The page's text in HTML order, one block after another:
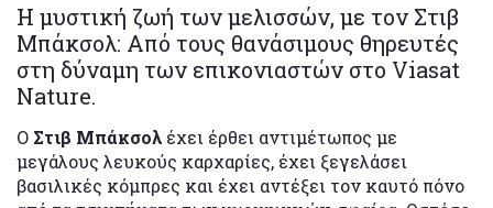
Η μυστική ζωή των μελισσών, με τον Στιβ
Μπάκσολ: Από τους θανάσιμους θηρευτές
στη δύναμη των επικονιαστών στο Viasat
Nature.
Ο Στιβ Μπάκσολ έχει έρθει αντιμέτωπος με
μεγάλους λευκούς καρχαρίες, έχει ξεγελάσει
βασιλικές κόμπρες και έχει αντέξει τον καυτό πόνο